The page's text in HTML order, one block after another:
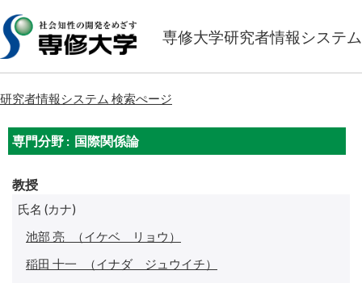
専修大学研究者情報システム
研究者情報システム 検索ぺージ
専門分野 : 国際関係論
教授
氏名 (カナ)
池部 亮
（イケベ リョウ）
稲田 十一
（イナダ ジュウイチ）